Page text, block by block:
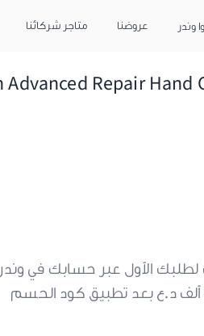
متاجر شركائنا عروضنا وندر
الأول عبر حسابك في وندر